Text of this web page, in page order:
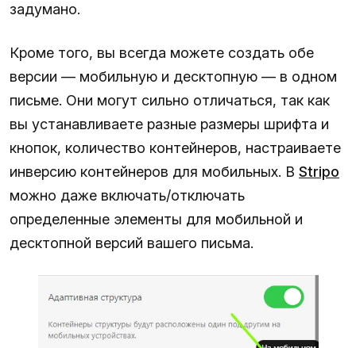
задумано.
Кроме того, вы всегда можете создать обе
версии — мобильную и десктопную — в одном
письме. Они могут сильно отличаться, так как
вы устанавливаете разные размеры шрифта и
кнопок, количество контейнеров, настраиваете
инверсию контейнеров для мобильных. В Stripo
можно даже включать/отключать
определенные элементы для мобильной и
десктопной версий вашего письма.